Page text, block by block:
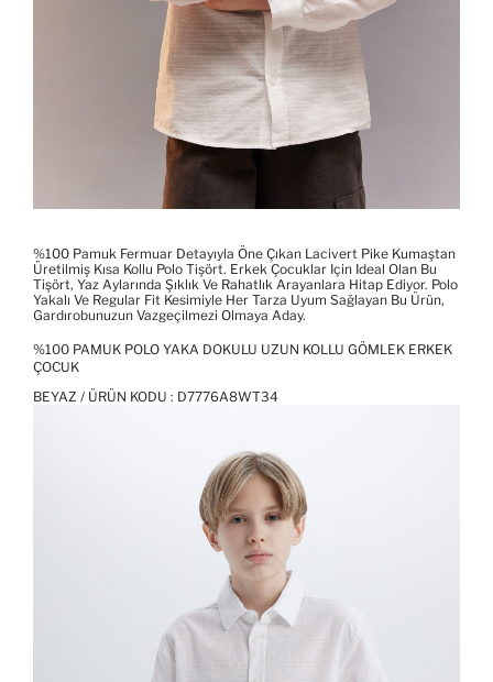
%100 Pamuk Fermuar Detayıyla Öne Çıkan Lacivert Pike Kumaştan
Üretilmiş Kısa Kollu Polo Tişört. Erkek Çocuklar Için Ideal Olan Bu
Tişört, Yaz Aylarında Şıklık Ve Rahatlık Arayanlara Hitap Ediyor. Polo
Yakalı Ve Regular Fit Kesimiyle Her Tarza Uyum Sağlayan Bu Ürün,
Gardırobunuzun Vazgeçilmezi Olmaya Aday.
%100 PAMUK POLO YAKA DOKULU UZUN KOLLU GÖMLEK ERKEK
ÇOCUK
BEYAZ / ÜRÜN KODU : D7776A8WT34